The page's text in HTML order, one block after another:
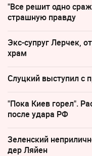
"Все решит одно
страшную правду
Экс-супруг Лерчек,
храм
Слуцкий выступил с
"Пока Киев горел".
после удара РФ
Зеленский
дер Ляйен